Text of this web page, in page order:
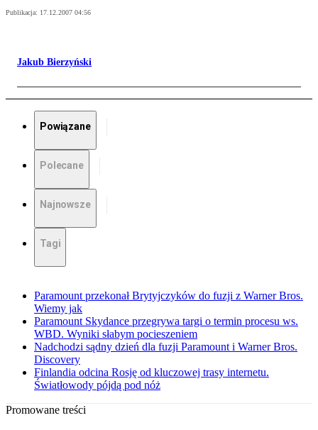
Publikacja: 17.12.2007 04:56
Jakub Bierzyński
Powiązane
Polecane
Najnowsze
Tagi
Paramount przekonał Brytyjczyków do fuzji z Warner Bros.
Wiemy jak
Paramount Skydance przegrywa targi o termin procesu ws.
WBD. Wyniki słabym pocieszeniem
Nadchodzi sądny dzień dla fuzji Paramount i Warner Bros.
Discovery
Finlandia odcina Rosję od kluczowej trasy internetu.
Światłowody pójdą pod nóż
Promowane treści